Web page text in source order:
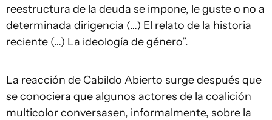
reestructura de la deuda se impone, le guste o no a
determinada dirigencia (…) El relato de la historia
reciente (…) La ideología de género”.
La reacción de Cabildo Abierto surge después que
se conociera que algunos actores de la coalición
multicolor conversasen, informalmente, sobre la